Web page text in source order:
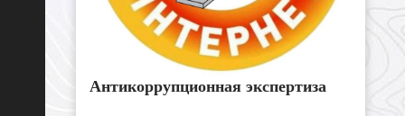
Антикоррупционная экспертиза